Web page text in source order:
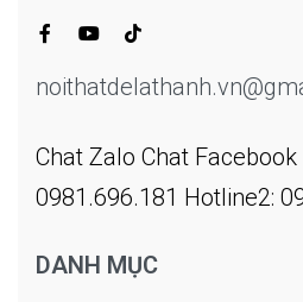
Chat Zalo Chat Facebook
0981.696.181 Hotline2:
DANH MỤC